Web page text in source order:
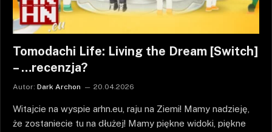
Tomodachi Life: Living the Dream [Switch]
– …recenzja?
Autor: Dark Archon 20.04.2026
Witajcie na wyspie arhn.eu, raju na Ziemi! Mamy nadzieję,
że zostaniecie tu na dłużej! Mamy piękne widoki, piękne